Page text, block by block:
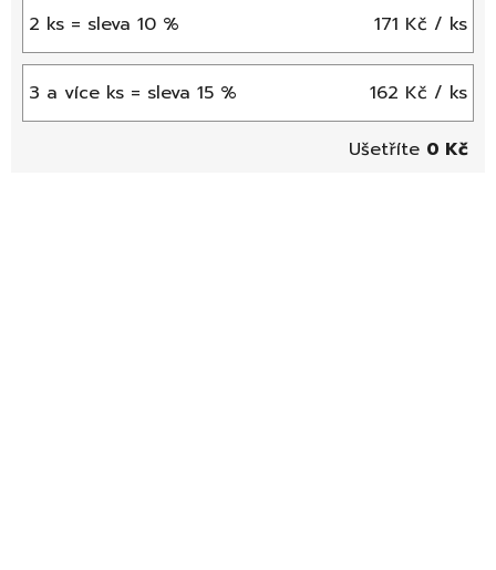
2 ks = sleva 10 % 171 Kč / ks
3 a více ks = sleva 15 % 162 Kč / ks
0 Kč